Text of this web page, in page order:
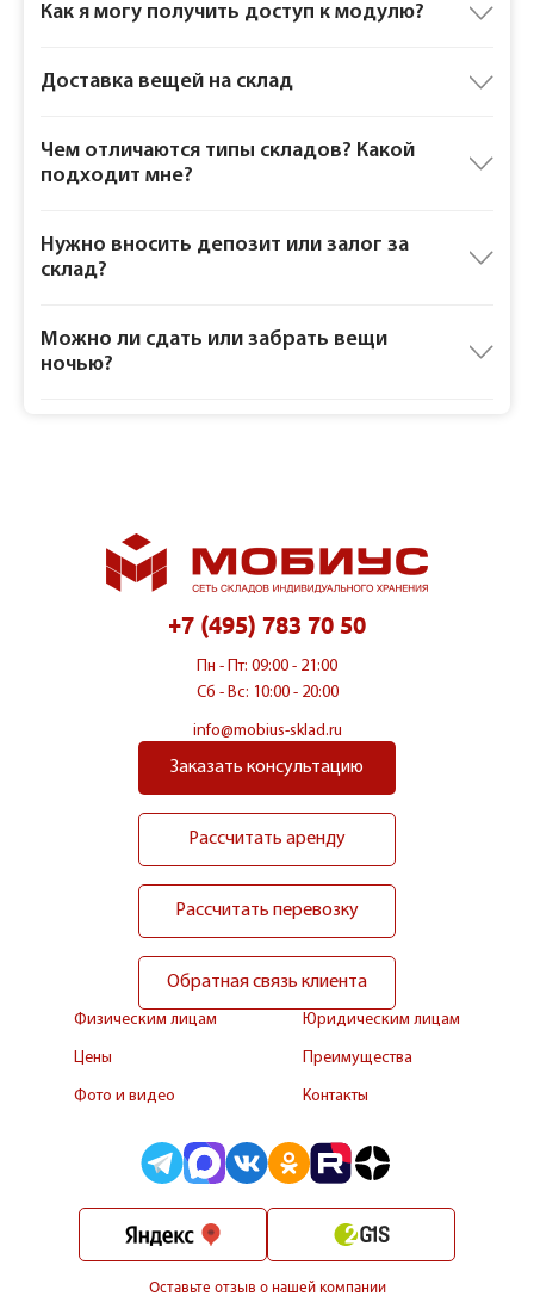
Как я могу получить доступ к модулю?
Доставка вещей на склад
Чем отличаются типы складов? Какой
подходит мне?
Нужно вносить депозит или залог за
склад?
Можно ли сдать или забрать вещи
ночью?
+7 (495) 783 70 50
Пн - Пт: 09:00 - 21:00
Сб - Вс: 10:00 - 20:00
info@mobius-sklad.ru
Физическим лицам Юридическим лицам
Цены Преимущества
Фото и видео Контакты
Оставьте отзыв о нашей компании
Заказать консультацию
Рассчитать аренду
Рассчитать перевозку
Обратная связь клиента